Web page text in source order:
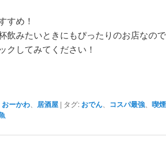
すめ！
飲みたいときにもぴったりのお店なので
クしてみてください！
ーかわ、 居酒屋 | タグ: おでん、 コスパ最強、喫